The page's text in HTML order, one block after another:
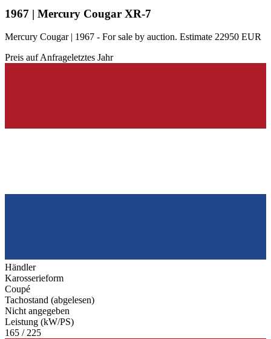
1967 | Mercury Cougar XR-7
Mercury Cougar | 1967 - For sale by auction. Estimate 22950 EUR
Preis auf Anfrageletztes Jahr
Händler
Karosserieform
Coupé
Tachostand (abgelesen)
Nicht angegeben
Leistung (kW/PS)
165 / 225